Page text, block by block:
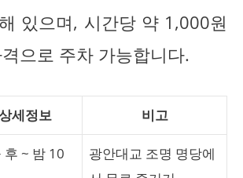
있으며, 시간당 약 1,000원
으로 주차 가능합니다.
세정보 비고
후 ~ 밤 10
광안대교 조명 명당에